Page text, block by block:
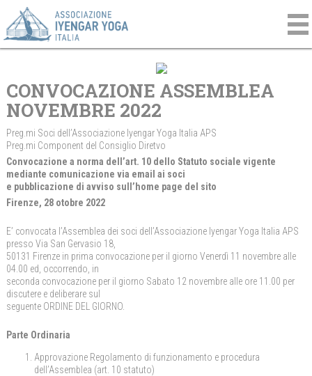
CONVOCAZIONE ASSEMBLEA
NOVEMBRE 2022
Preg.mi Soci dell’Associazione Iyengar Yoga Italia APS
Preg.mi Component del Consiglio Diretvo
Convocazione a norma dell’art. 10 dello Statuto sociale vigente
mediante comunicazione via email ai soci
e pubblicazione di avviso sull’home page del sito
Firenze, 28 otobre 2022
E’ convocata l’Assemblea dei soci dell’Associazione Iyengar Yoga Italia APS
presso Via San Gervasio 18,
50131 Firenze in prima convocazione per il giorno Venerdì 11 novembre alle
04.00 ed, occorrendo, in
seconda convocazione per il giorno Sabato 12 novembre alle ore 11.00 per
discutere e deliberare sul
seguente ORDINE DEL GIORNO.
Parte Ordinaria
Approvazione Regolamento di funzionamento e procedura
dell’Assemblea (art. 10 statuto)